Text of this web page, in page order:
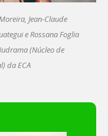
Jean-Claude
e Rossana Foglia
(Núcleo de
da ECA